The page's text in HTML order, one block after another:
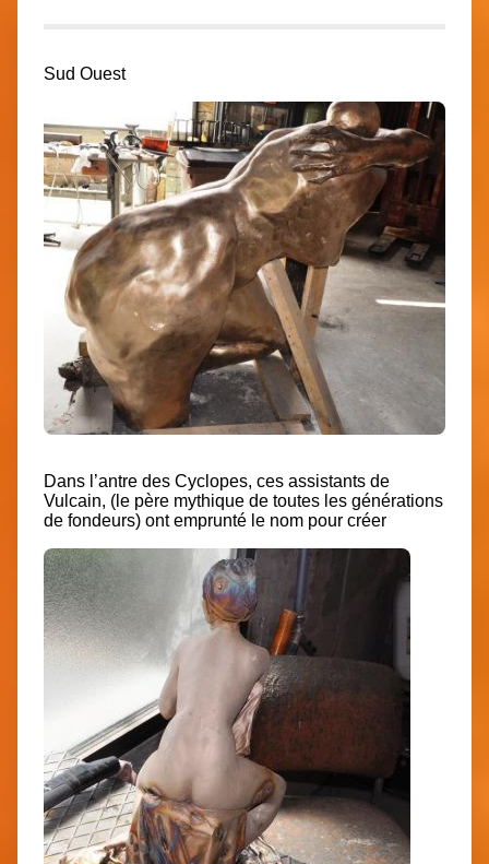
Sud Ouest
Dans l’antre des Cyclopes, ces assistants de
Vulcain, (le père mythique de toutes les générations
de fondeurs) ont emprunté le nom pour créer